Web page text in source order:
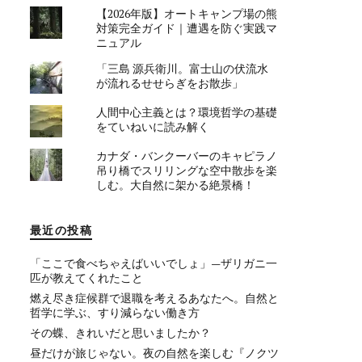
【2026年版】オートキャンプ場の熊
対策完全ガイド｜遭遇を防ぐ実践マ
ニュアル
「三島 源兵衛川。富士山の伏流水
が流れるせせらぎをお散歩」
人間中心主義とは？環境哲学の基礎
をていねいに読み解く
カナダ・バンクーバーのキャピラノ
吊り橋でスリリングな空中散歩を楽
しむ。大自然に架かる絶景橋！
最近の投稿
「ここで食べちゃえばいいでしょ」—ザリガニ一
匹が教えてくれたこと
燃え尽き症候群で退職を考えるあなたへ。自然と
哲学に学ぶ、すり減らない働き方
その蝶、きれいだと思いましたか？
昼だけが旅じゃない。夜の自然を楽しむ『ノクツ